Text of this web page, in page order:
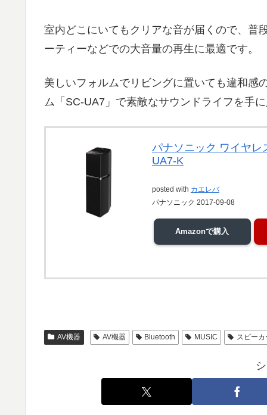
室内どこにいてもクリアな音が届くので、普
ーティーなどでの大音量の再生に最適です。
美しいフォルムでリビングに置いても違和感
ム「SC-UA7」で素敵なサウンドライフを手
パナソニック ワイヤレ
UA7-K
posted with カエレバ
パナソニック 2017-09-08
Amazonで購入
AV機器 AV機器 Bluetooth MUSIC スピーカ